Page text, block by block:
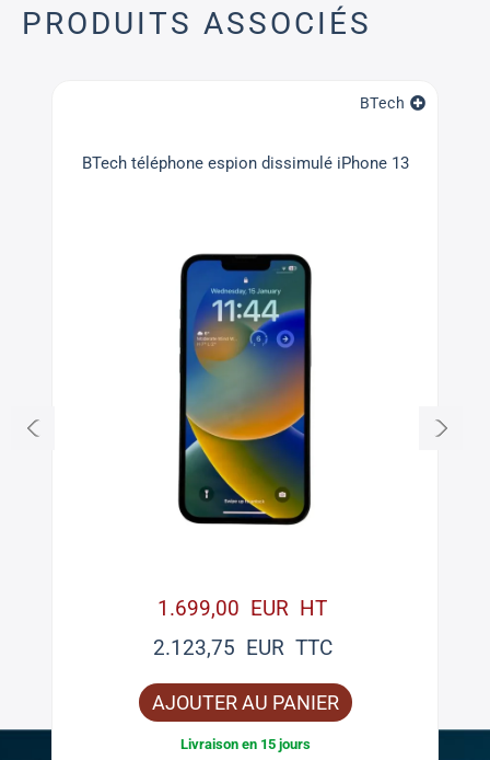
PRODUITS ASSOCIÉS
BTech
BTech téléphone espion dissimulé iPhone 13
1.699,00 EUR HT
2.123,75 EUR TTC
AJOUTER AU PANIER
Livraison en 15 jours